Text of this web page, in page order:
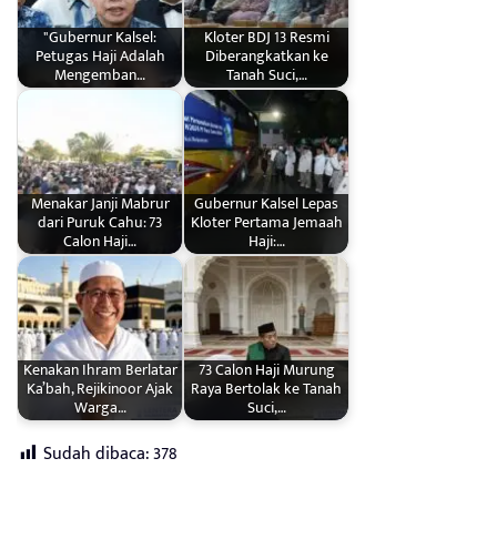
"Gubernur Kalsel:
Petugas Haji Adalah
Mengemban…
Kloter BDJ 13 Resmi
Diberangkatkan ke
Tanah Suci,…
Menakar Janji Mabrur
dari Puruk Cahu: 73
Calon Haji…
Gubernur Kalsel Lepas
Kloter Pertama Jemaah
Haji:…
Kenakan Ihram Berlatar
Ka’bah, Rejikinoor Ajak
Warga…
73 Calon Haji Murung
Raya Bertolak ke Tanah
Suci,…
Sudah dibaca:378